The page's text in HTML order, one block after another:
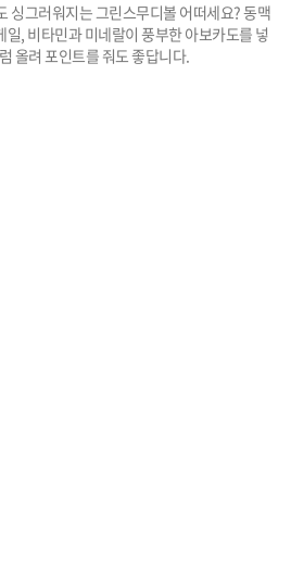
싱그러워지는 그린스무디볼 어떠세요? 동맥
, 비타민과 미네랄이 풍부한 아보카도를 넣
올려 포인트를 줘도 좋답니다.